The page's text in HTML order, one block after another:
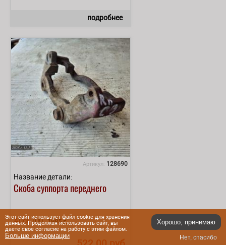
подробнее
Артикул: 128690
Название детали:
Скоба суппорта переднего
Audi 100 1985 г.
Этот сайт использует файл cookie для хранения
данных. Продолжая использовать сайт, вы
даете свое согласие на работу с этим файлом.
Больше информации
Хорошо, принимаю
Нет, спасибо